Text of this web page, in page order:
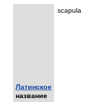
Латинское
название
scapula